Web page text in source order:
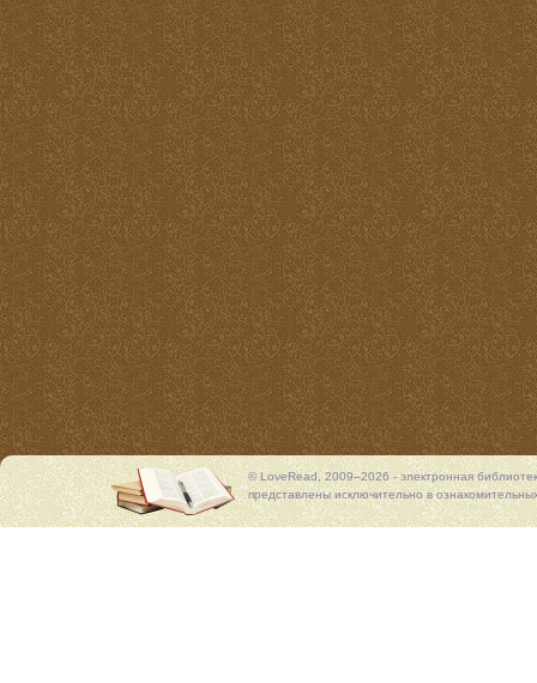
© LoveRead, 2009–2026 - электронная
представлены исключительно в